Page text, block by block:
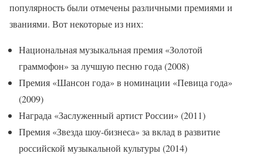
популярность были отмечены различными премиями и
званиями. Вот некоторые из них:
Национальная музыкальная премия «Золотой
граммофон» за лучшую песню года (2008)
Премия «Шансон года» в номинации «Певица года»
(2009)
Награда «Заслуженный артист России» (2011)
Премия «Звезда шоу-бизнеса» за вклад в развитие
российской музыкальной культуры (2014)